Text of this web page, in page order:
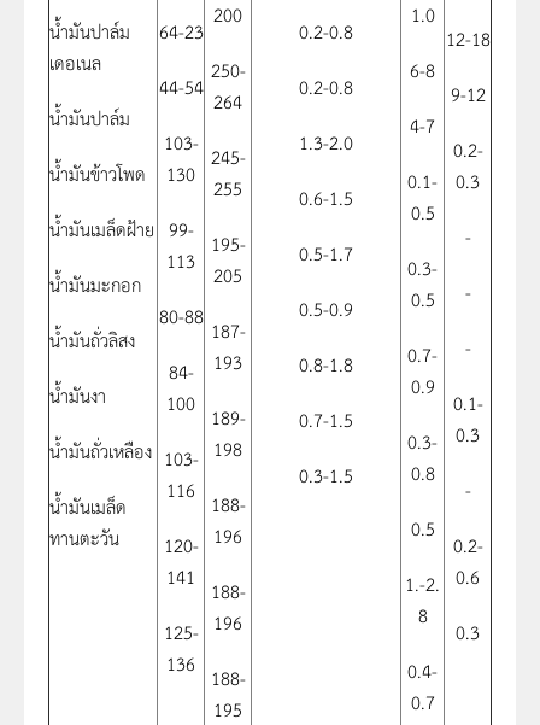
น้ำมันปาล์ม
เดอเนล
น้ำมันปาล์ม
น้ำมันข้าวโพด
น้ำมันเมล็ดฝ้าย
น้ำมันมะกอก
น้ำมันถั่วลิสง
น้ำมันงา
น้ำมันถั่วเหลือง
น้ำมันเมล็ด
ทานตะวัน
64-23
44-54
103-
130
99-
113
80-88
84-
100
103-
116
120-
141
125-
136
200
250-
264
245-
255
195-
205
187-
193
189-
198
188-
196
188-
196
188-
195
0.2-0.8
0.2-0.8
1.3-2.0
0.6-1.5
0.5-1.7
0.5-0.9
0.8-1.8
0.7-1.5
0.3-1.5
1.0
6-8
4-7
0.1-
0.5
0.3-
0.5
0.7-
0.9
0.3-
0.8
0.5
1.-2.
8
0.4-
0.7
12-18
9-12
0.2-
0.3
-
-
-
0.1-
0.3
-
0.2-
0.6
0.3